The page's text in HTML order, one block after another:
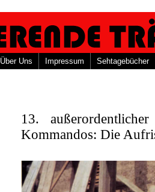
Über Uns Impressum Sehtagebücher
13.
Kommandos: Die